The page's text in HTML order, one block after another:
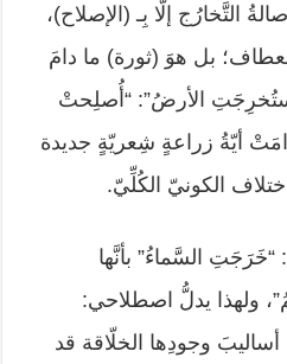
التَّخارُج إلّا بِـ (الإصلاح)،
بل هوَ (ثورة) ما دامَ
الأرضُ”: “أُصلِحتْ
أيّةُ زراعةٍ شِعريّةٍ جديدة
الكونيّ الكُلِّيّ.
السَّماءُ” بأنَّها
ولهذا يدلُّ اصطلاحي:
وجودِها الخلّاقة قد